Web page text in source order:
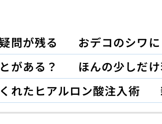
問が残る おデコのシワ
がある？
ほんの少しだ
れたヒアルロン酸注入術